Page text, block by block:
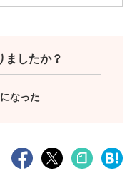
ましたか？
なった